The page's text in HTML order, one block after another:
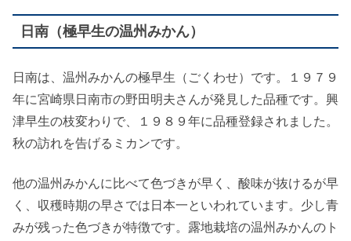
日南（極早生の温州みかん）
日南は、温州みかんの極早生（ごくわせ）です。１９７９
年に宮崎県日南市の野田明夫さんが発見した品種です。興
津早生の枝変わりで、１９８９年に品種登録されました。
秋の訪れを告げるミカンです。
他の温州みかんに比べて色づきが早く、酸味が抜けるが早
く、収穫時期の早さでは日本一といわれています。少し青
みが残った色づきが特徴です。露地栽培の温州みかんのト